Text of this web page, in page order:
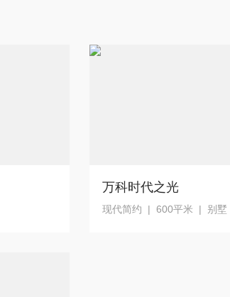
万科时代之光
现代简约 | 600平米 | 别墅